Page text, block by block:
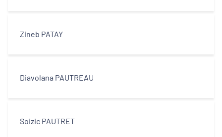
Zineb PATAY
Diavolana PAUTREAU
Soizic PAUTRET